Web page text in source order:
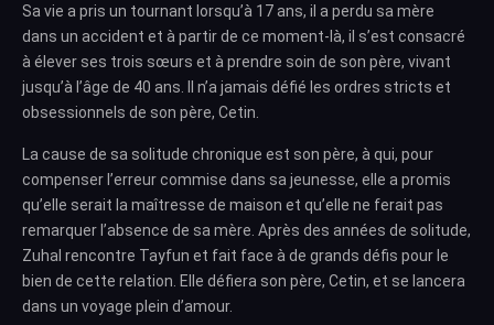
Sa vie a pris un tournant lorsqu’à 17 ans, il a perdu sa mère
dans un accident et à partir de ce moment-là, il s’est consacré
à élever ses trois sœurs et à prendre soin de son père, vivant
jusqu’à l’âge de 40 ans. Il n’a jamais défié les ordres stricts et
obsessionnels de son père, Cetin.
La cause de sa solitude chronique est son père, à qui, pour
compenser l’erreur commise dans sa jeunesse, elle a promis
qu’elle serait la maîtresse de maison et qu’elle ne ferait pas
remarquer l’absence de sa mère. Après des années de solitude,
Zuhal rencontre Tayfun et fait face à de grands défis pour le
bien de cette relation. Elle défiera son père, Cetin, et se lancera
dans un voyage plein d’amour.